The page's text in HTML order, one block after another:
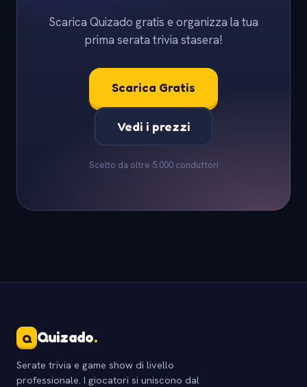
Scarica Quizado gratis e organizza la tua
prima serata trivia stasera!
Scarica Gratis
Vedi i prezzi
Scelto da oltre 5.000 conduttori
Q Quizado.
Serate trivia e game show di livello
professionale. I giocatori si uniscono dal